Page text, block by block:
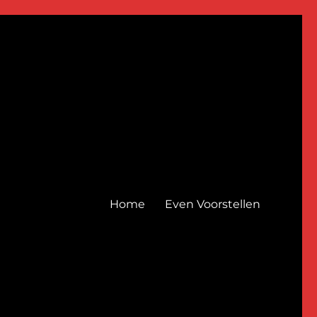
Home Even Voorstellen